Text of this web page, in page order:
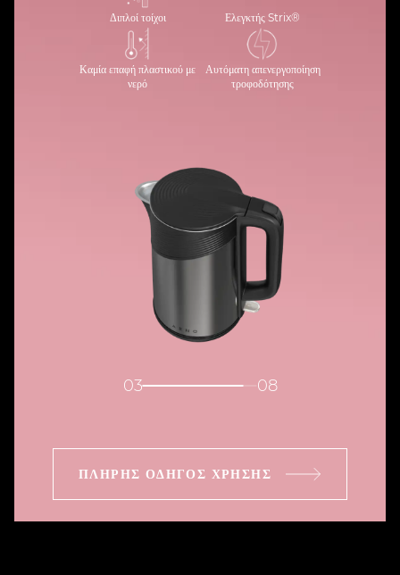
Διπλοί τοίχοι Ελεγκτής Strix®
Καμία επαφή πλαστικού με
νερό
Αυτόματη απενεργοποίηση
τροφοδότησης
04 08
ΠΛΉΡΗΣ ΟΔΗΓΌΣ ΧΡΉΣΗΣ